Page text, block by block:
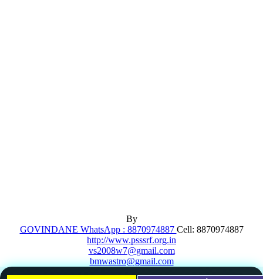
By
GOVINDANE WhatsApp : 8870974887 Cell: 8870974887
http://www.psssrf.org.in
vs2008w7@gmail.com
bmwastro@gmail.com